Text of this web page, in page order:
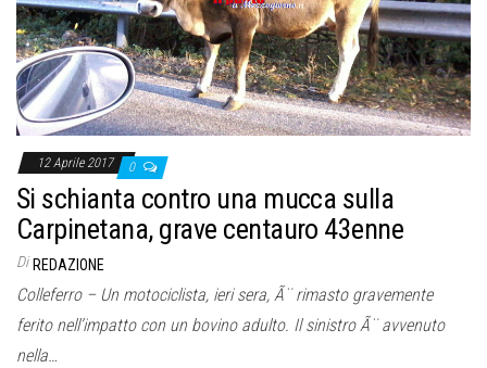
12 Aprile 2017 0
Si schianta contro una mucca sulla
Carpinetana, grave centauro 43enne
Di REDAZIONE
Colleferro – Un motociclista, ieri sera, Ã¨ rimasto gravemente
ferito nell’impatto con un bovino adulto. Il sinistro Ã¨ avvenuto
nella…